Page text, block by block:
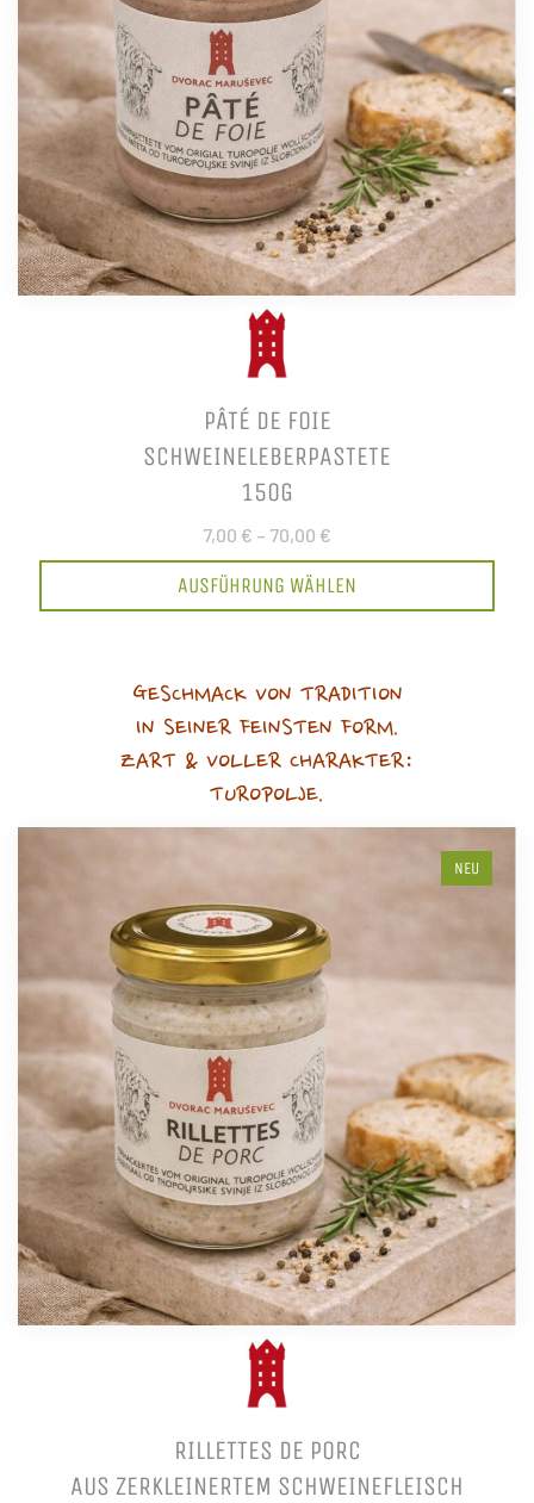
PÂTÉ DE FOIE
SCHWEINELEBERPASTETE
150G
7,00 € – 70,00 €
AUSFÜHRUNG WÄHLEN
GESCHMACK VON TRADITION
IN SEINER FEINSTEN FORM.
ZART & VOLLER CHARAKTER:
TUROPOLJE.
NEU
RILLETTES DE PORC
AUS ZERKLEINERTEM SCHWEINEFLEISCH